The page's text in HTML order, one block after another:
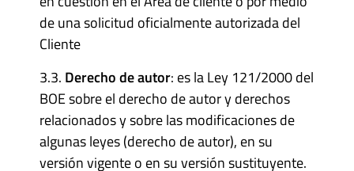
de una solicitud oficialmente autorizada del
Cliente
3.3. Derecho de autor: es la Ley 121/2000 del
BOE sobre el derecho de autor y derechos
relacionados y sobre las modificaciones de
algunas leyes (derecho de autor), en su
versión vigente o en su versión sustituyente.